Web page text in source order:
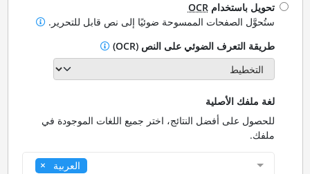
تحويل باستخدام OCR
ستُحوَّل الصفحات الممسوحة ضوئيًا إلى نص قابل للتحرير.
طريقة التعرف الضوئي على النص (OCR)
لغة ملفك الأصلية
للحصول على أفضل النتائج، اختر جميع اللغات الموجودة في
ملفك.
العربية